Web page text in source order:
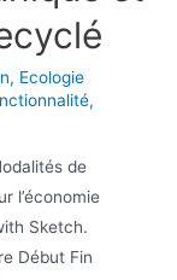
, Ecologie
,
de
l’économie
Sketch.
Début Fin